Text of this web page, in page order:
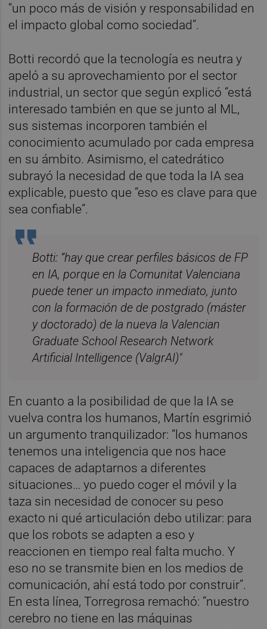
“un poco más de visión y responsabilidad en
el impacto global como sociedad”.
Botti recordó que la tecnología es neutra y
apeló a su aprovechamiento por el sector
industrial, un sector que según explicó “está
interesado también en que se junto al ML,
sus sistemas incorporen también el
conocimiento acumulado por cada empresa
en su ámbito. Asimismo, el catedrático
subrayó la necesidad de que toda la IA sea
explicable, puesto que “eso es clave para que
sea confiable”.
Botti: “hay que crear perfiles básicos de FP
en IA, porque en la Comunitat Valenciana
puede tener un impacto inmediato, junto
con la formación de de postgrado (máster
y doctorado) de la nueva la Valencian
Graduate School Research Network
Artificial Intelligence (ValgrAI)"
En cuanto a la posibilidad de que la IA se
vuelva contra los humanos, Martín esgrimió
un argumento tranquilizador: “los humanos
tenemos una inteligencia que nos hace
capaces de adaptarnos a diferentes
situaciones… yo puedo coger el móvil y la
taza sin necesidad de conocer su peso
exacto ni qué articulación debo utilizar: para
que los robots se adapten a eso y
reaccionen en tiempo real falta mucho. Y
eso no se transmite bien en los medios de
comunicación, ahí está todo por construir”.
En esta línea, Torregrosa remachó: “nuestro
cerebro no tiene en las máquinas